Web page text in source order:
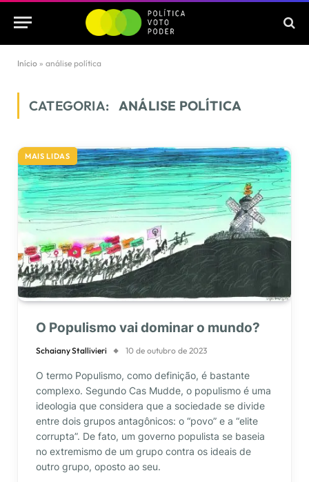
Início » análise política
CATEGORIA: ANÁLISE POLÍTICA
MAIS LIDAS
O Populismo vai dominar o mundo?
Schaiany Stallivieri 10 de outubro de 2023
O termo Populismo, como definição, é bastante
complexo. Segundo Cas Mudde, o populismo é uma
ideologia que considera que a sociedade se divide
entre dois grupos antagônicos: o “povo” e a “elite
corrupta”. De fato, um governo populista se baseia
no extremismo de um grupo contra os ideais de
outro grupo, oposto ao seu.